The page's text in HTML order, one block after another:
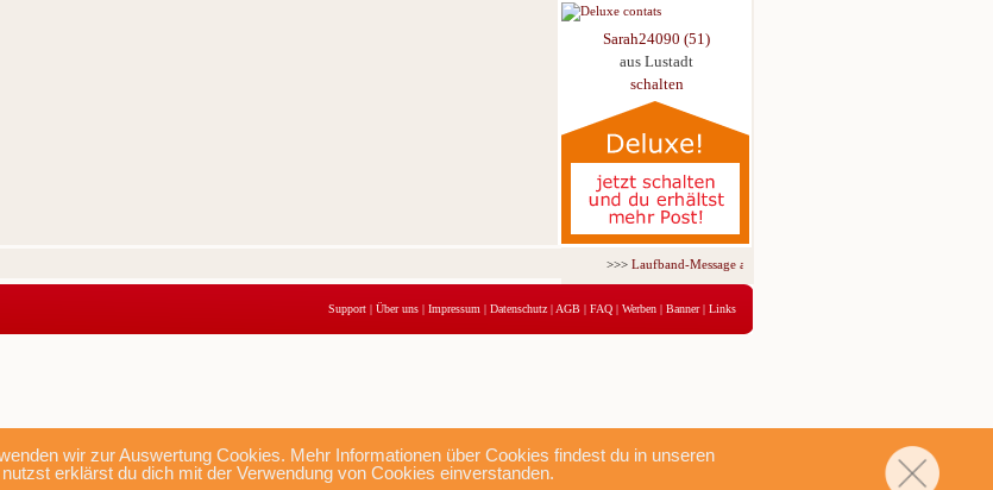
wir zur Auswertung Cookies. Mehr Informationen über Cookies findest du in unseren
erklärst du dich mit der Verwendung von Cookies einverstanden.
Sarah24090 (51)
aus Lustadt
schalten
>>>Laufband-Message ab nur 5,95 € für 3 Tage!
Support | Über uns | Impressum | Datenschutz | AGB | FAQ | Werben | Banner| Links